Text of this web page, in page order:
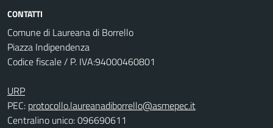
CONTATTI
Comune di Laureana di Borrello
Piazza Indipendenza
Codice fiscale / P. IVA:94000460801
URP
PEC: protocollo.laureanadiborrello@asmepec.it
Centralino unico: 096690611